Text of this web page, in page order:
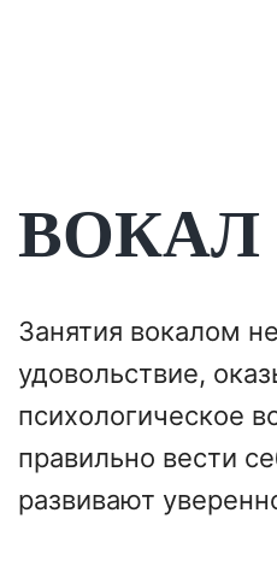
ВОКАЛ
Занятия вокалом
удовольствие,
психологическое
правильно вести
развивают